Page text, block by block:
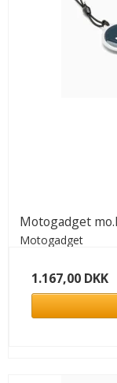
Motogadget
Motogadget
1.167,00 DKK